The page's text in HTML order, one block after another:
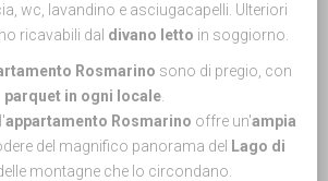
wc, lavandino e asciugacapelli. Ulteriori
ricavabili dal divano letto in soggiorno.
Rosmarino sono di pregio, con
parquet in ogni locale.
appartamento Rosmarino offre un'ampia
del magnifico panorama del Lago di
montagne che lo circondano.